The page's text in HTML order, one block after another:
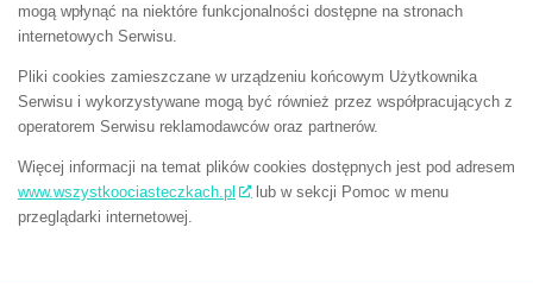
mogą wpłynąć na niektóre funkcjonalności dostępne na stronach
internetowych Serwisu.
Pliki cookies zamieszczane w urządzeniu końcowym Użytkownika
Serwisu i wykorzystywane mogą być również przez współpracujących z
operatorem Serwisu reklamodawców oraz partnerów.
Więcej informacji na temat plików cookies dostępnych jest pod adresem
www.wszystkoociasteczkach.pl
lub w sekcji Pomoc w menu
przeglądarki internetowej.